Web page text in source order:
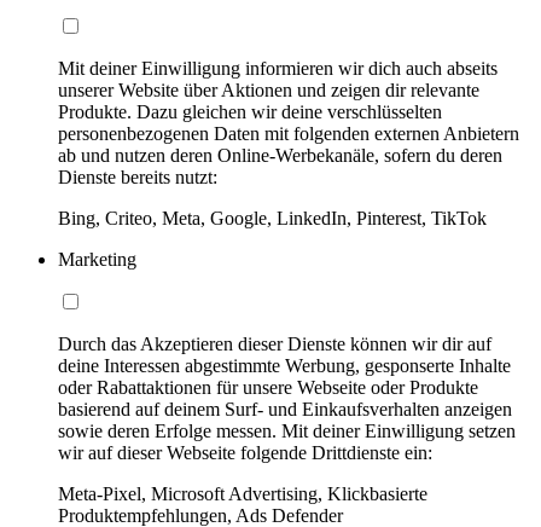
Mit deiner Einwilligung informieren wir dich auch abseits
unserer Website über Aktionen und zeigen dir relevante
Produkte. Dazu gleichen wir deine verschlüsselten
personenbezogenen Daten mit folgenden externen Anbietern
ab und nutzen deren Online-Werbekanäle, sofern du deren
Dienste bereits nutzt:
Bing, Criteo, Meta, Google, LinkedIn, Pinterest, TikTok
Marketing
Durch das Akzeptieren dieser Dienste können wir dir auf
deine Interessen abgestimmte Werbung, gesponserte Inhalte
oder Rabattaktionen für unsere Webseite oder Produkte
basierend auf deinem Surf- und Einkaufsverhalten anzeigen
sowie deren Erfolge messen. Mit deiner Einwilligung setzen
wir auf dieser Webseite folgende Drittdienste ein:
Meta-Pixel, Microsoft Advertising, Klickbasierte
Produktempfehlungen, Ads Defender